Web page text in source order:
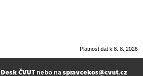
Platnost dat k 8. 8. 2026
ČVUTnebo naspravcekos@cvut.cz